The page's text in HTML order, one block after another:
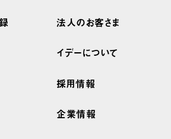
法人のお客さま
イデーについて
採用情報
企業情報